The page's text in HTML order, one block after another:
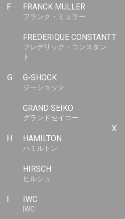
F FRANCK MULLER
フランク・ミュラー
FREDERIQUE CONSTANT
フレデリック・コンスタン
ト
G G-SHOCK
ジーショック
GRAND SEIKO
グランドセイコー
H HAMILTON
ハミルトン
HIRSCH
ヒルシュ
IWC
IWC
T
X